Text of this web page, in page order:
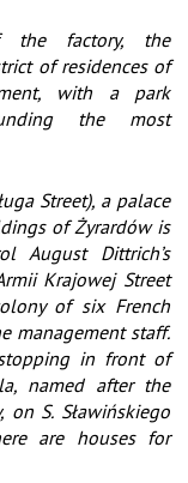
the factory, the
of residences of
with a park
the most
Street), a palace
of Żyrardów is
August Dittrich’s
Krajowej Street
of six French
management staff.
in front of
named after the
S. Sławińskiego
are houses for